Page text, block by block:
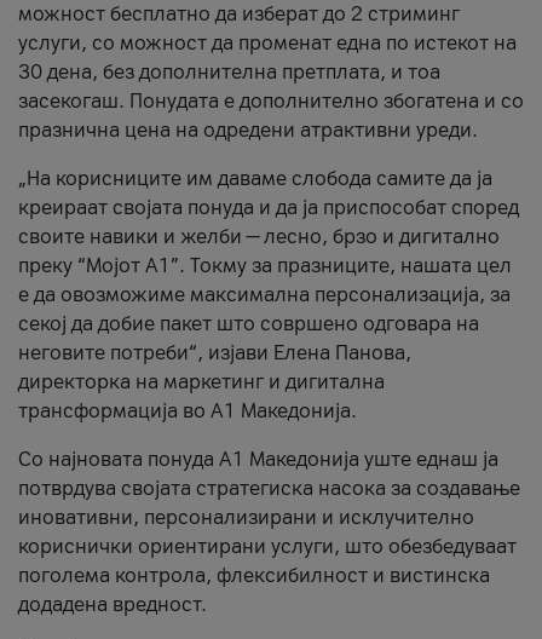
можност бесплатно да изберат до 2 стриминг
услуги, со можност да променат една по истекот на
30 дена, без дополнителна претплата, и тоа
засекогаш. Понудата е дополнително збогатена и со
празнична цена на одредени атрактивни уреди.
„На корисниците им даваме слобода самите да ја
креираат својата понуда и да ја приспособат според
своите навики и желби — лесно, брзо и дигитално
преку “Мојот А1”. Токму за празниците, нашата цел
е да овозможиме максимална персонализација, за
секој да добие пакет што совршено одговара на
неговите потреби“, изјави Елена Панова,
директорка на маркетинг и дигитална
трансформација во А1 Македонија.
Со најновата понуда А1 Македонија уште еднаш ја
потврдува својата стратегиска насока за создавање
иновативни, персонализирани и исклучително
кориснички ориентирани услуги, што обезбедуваат
поголема контрола, флексибилност и вистинска
додадена вредност.